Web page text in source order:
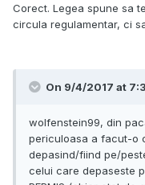
Corect. Legea spune sa
circula regulamentar, ci
On 9/4/2017 at
wolfenstein99, din
periculoasa a facut-o
depasind/fiind pe/
celui care depaseste